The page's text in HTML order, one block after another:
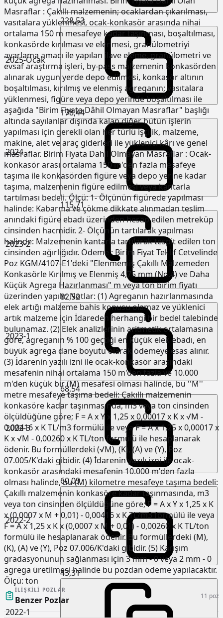
2025-Ocak
228,53
2024
178,44
2023-2
115,71
2023-1
82,52
2022-3
68,54
2022-2
60,09
2022-1
43,31
Masraflar : Çakıllı malzemenin; ocaklardan çıkarılması,
vasıtalara yüklenmesi, ocak-konkasör arasında nihai
ortalama 150 m mesafeye kadar taşınması, boşaltılması,
konkasörde kırılması ve elenmesi, granülometriyi
ayarlama amacı ile yapılan ilave eleme, granülometri ve
evsaf araştırma işleri, by-pass malzemenin konkasörden
alınarak uygun yerde depo edilmesi, konkasör altının
boşaltılması, kırılmış ve elenmiş agreganın; vasıtalara
yüklenmesi, figüre veya depo yerinde boşaltılması ile
aşağıda "Birim Fiyata Dâhil Olmayan Masraflar" başlığı
altında sayılanlar dışında kalan diğer bütün işlerin
yapılması için gerekli olan her türlü işçilik, malzeme,
makine, alet ve araç giderleri ile yüklenici kârı ve genel
masraflar. Birim Fiyata Dahil Olmayan Masraflar : Ocak-
konkasör arası ortalama 150 m'den fazla mesafeye
taşıma ile konkasörden figüre veya depo yerine kadar
taşıma, malzemenin figüre edilmesi veya kantarla
tartılması bedeli. Ölçü: 1- Ölçünün figürede yapılması
halinde: Kabarma ve çökme dikkate alınmadan teslim
anındaki figüre ebadı üzerinden hesap edilen metreküp
cinsinden hacmidir. 2- Ölçünün tartılarak yapılması
halinde: Malzemenin kantarla tartılarak tespit edilen ton
cinsinden ağırlığıdır. Ödeme : Birim Fiyat Teklif Cetvelinde
Poz KGM/4107-E1'deki "Elenmemiş Çakıllı Malzemeden
Konkasörle Kırılmış ve Elenmiş 4,75 mm (No.4) ve Daha
Küçük Agrega Hazırlanması" m veya ton birim fiyatı
üzerinden yapılır. Notlar: (1) Agreganın hazırlanmasında
elek artığı malzeme bahis konusu olamaz ve yüklenici
artık malzeme için İdareden herhangi bir bedel talebinde
bulunamaz. (2) Elek analizlerinin aritmetik ortalamasına
göre, agreganın % 100 geçtiği en küçük elek ebadı, en
büyük agrega dane boyutu olarak ödemeye esas alınır.
(3) İdarenin yazılı izni ile ocak-konkasör arasındaki
mesafenin nihai ortalama 150 m'den fazla ve 10.000
m'den küçük bir (M) mesafesi olması halinde, bu ''M''
metre mesafeye taşıma bedeli: Çakıllı malzemenin
konkasöre kadar taşınmasında, m3 veya ton cinsinden
ölçüldüğüne göre; F = A x Y x 1,25 x 0,00017 x K x √M -
0,00416 x K TL/m3 formülü ile veya F = A x 1,25 x 0,00017 x
K x √M - 0,00260 x K TL/ton formülü ile hesaplanarak
ödenir. Bu formüllerdeki (√M), (K), (A) ve (Y), Poz
07.005/K'daki gibidir. (4) İdarenin yazılı izni ile ocak-
konkasör arasındaki mesafenin 10.000 m'den fazla
olması halinde, bu (M) kilometre mesafeye taşıma bedeli:
Çakıllı malzemenin konkasöre kadar taşınmasında, m3
veya ton cinsinden ölçüldüğüne göre; F = A x Y x 1,25 x K
x (0,0007 x M + 0,01) - 0,00416 x K TL/m3 formülü ile veya
F = A x 1,25 x K x (0,0007 x M + 0,01) - 0,00260 x K TL/ton
formülü ile hesaplanarak ödenir. Bu formüllerdeki (M),
(K), (A) ve (Y), Poz 07.006/K'daki gibidir. (5) Karışım
gradasyonunun sağlanması için 3 mm - 0 veya 2 mm - 0
agrega üretilmesi halinde bu pozdan ödeme yapılacaktır.
Ölçü: ton
İLIŞKILI POZLAR
Benzer Pozlar 11 poz